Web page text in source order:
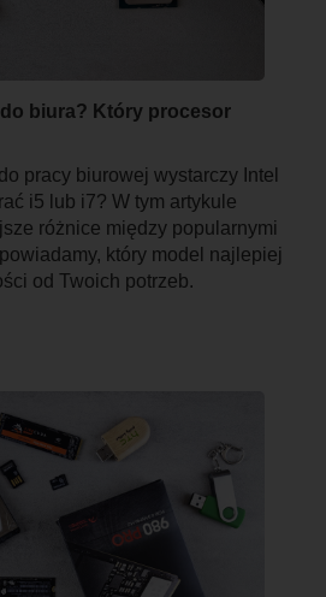
do biura? Który procesor
pracy biurowej wystarczy Intel
i5 lub i7? W tym artykule
różnice między popularnymi
który model najlepiej
od Twoich potrzeb.